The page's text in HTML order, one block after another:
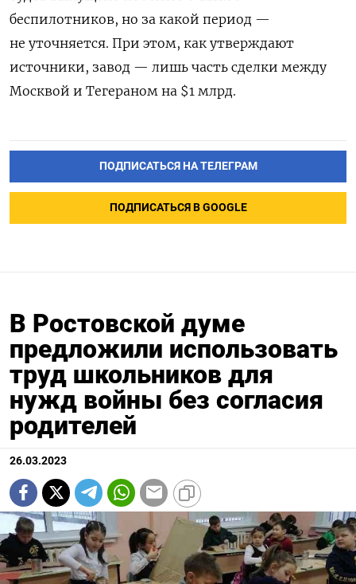
беспилотников, но за какой период —
не уточняется. При этом, как утверждают
источники, завод — лишь часть сделки между
Москвой и Тегераном на $1 млрд.
ПОДПИСАТЬСЯ НА ТЕЛЕГРАМ
ПОДПИСАТЬСЯ В GOOGLE
В Ростовской думе
предложили использовать
труд школьников для
нужд войны без согласия
родителей
26.03.2023